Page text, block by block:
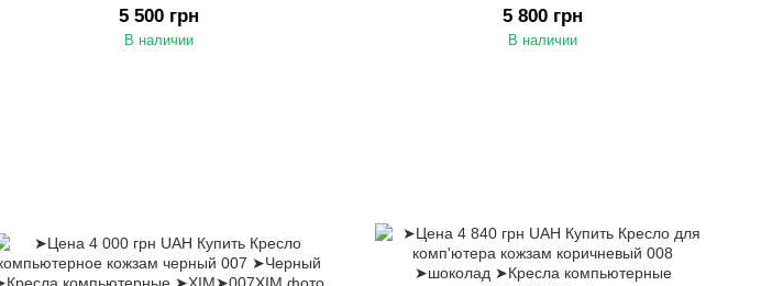
5 500 грн
В наличии
5 800 грн
В наличии